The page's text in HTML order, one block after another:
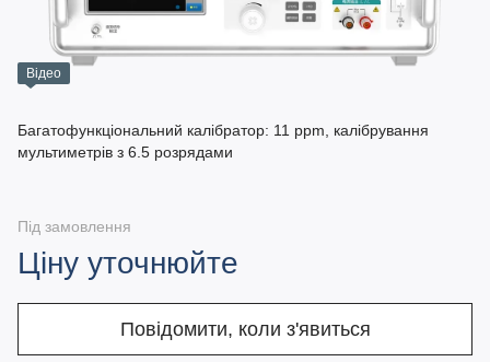
Відео
Багатофункціональний калібратор: 11 ppm, калібрування
мультиметрів з 6.5 розрядами
Під замовлення
Ціну уточнюйте
Повідомити, коли з'явиться